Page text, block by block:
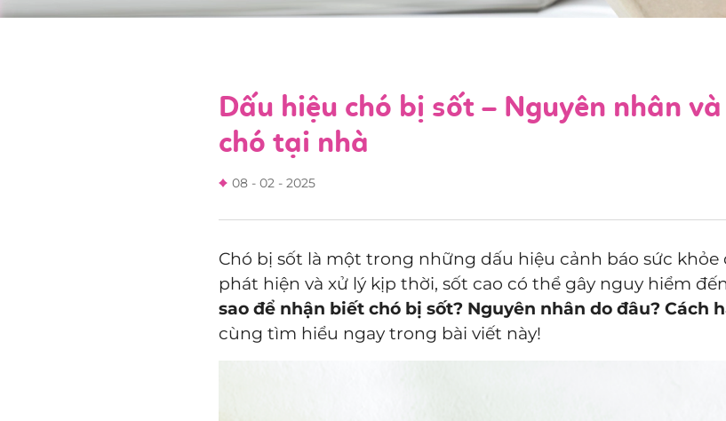
Dấu hiệu chó bị sốt – Nguyên nhân
chó tại nhà
08 - 02 - 2025
Chó bị sốt là một trong những dấu hiệu cảnh báo sức khỏe
phát hiện và xử lý kịp thời, sốt cao có thể gây nguy hiểm
sao để nhận biết chó bị sốt? Nguyên nhân do đâu? Cách
cùng tìm hiểu ngay trong bài viết này!